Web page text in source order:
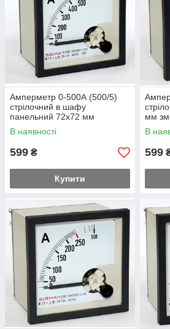
Амперметр 0-500А (500/5)
стрілочний в шафу
панельний 72х72 мм
змінного струму
В наявності
599 ₴
Купити
мм
В
599